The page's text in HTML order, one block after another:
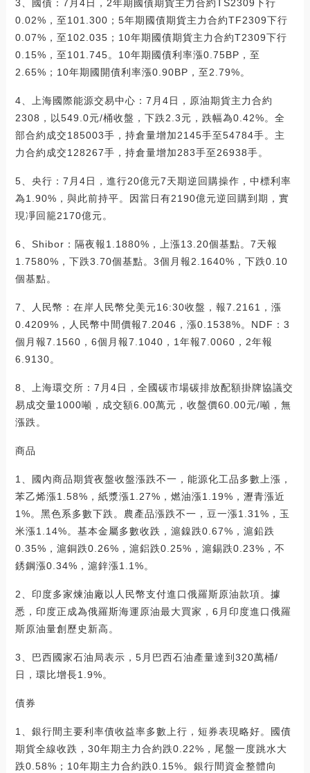
3、國債：7月4日，2年期國債期貨主力合約TS2309下行
0.02%，至101.300；5年期國債期貨主力合約TF2309下行
0.07%，至102.035；10年期國債期貨主力合約T2309下行
0.15%，至101.745。10年期國債利率漲0.75BP，至
2.65%；10年期國開債利率漲0.90BP，至2.79%。
4、上海國際能源交易中心：7月4日，原油期貨主力合約
2308，以549.0元/桶收盤，下跌2.3元，跌幅為0.42%。全
部合約成交185003手，持倉量增加2145手至54784手。主
力合約成交128267手，持倉量增加283手至26938手。
5、央行：7月4日，進行20億元7天期逆回購操作，中標利率
為1.90%，與此前持平。因當日有2190億元逆回購到期，實
現凈回籠2170億元。
6、Shibor：隔夜報1.1880%，上漲13.20個基點。7天報
1.7580%，下跌3.70個基點。3個月報2.1640%，下跌0.10
個基點。
7、人民幣：在岸人民幣兌美元16:30收盤，報7.2161，漲
0.4209%，人民幣中間價報7.2046，漲0.1538%。NDF：3
個月報7.1560，6個月報7.1040，1年報7.0060，2年報
6.9130。
8、上海環交所：7月4日，全國碳市場碳排放配額掛牌協議交
易成交量1000噸，成交額6.00萬元，收盤價60.00元/噸，無
漲跌。
商品
1、國內商品期貨夜盤收盤漲跌不一，能源化工品多數上漲，
苯乙烯漲1.58%，紙漿漲1.27%，燃油漲1.19%，瀝青漲近
1%。黑色系多數下跌。農產品漲跌不一，豆一漲1.31%，玉
米漲1.14%。基本金屬多數收跌，滬鎳跌0.67%，滬鉛跌
0.35%，滬銅跌0.26%，滬鋁跌0.25%，滬錫跌0.23%，不
銹鋼漲0.34%，滬鋅漲1.1%。
2、印度多家煉油廠以人民幣支付進口俄羅斯原油款項。據
悉，印度正成為俄羅斯海運原油最大買家，6月印度進口俄羅
斯原油量創歷史新高。
3、巴西國家石油局表示，5月巴西石油產量達到320萬桶/
日，環比增長1.9%。
債券
1、銀行間主要利率債收益率多數上行，短券表現略好。國債
期貨全線收跌，30年期主力合約跌0.22%，尾盤一度跳水大
跌0.58%；10年期主力合約跌0.15%。銀行間資金整體向